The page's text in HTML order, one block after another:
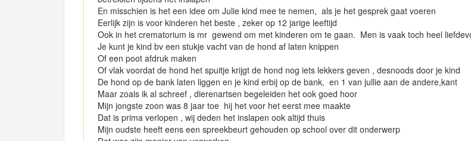
En misschien is het een idee om Julie kind mee te nemen, als je het gesprek gaat voeren
Eerlijk zijn is voor kinderen het beste , zeker op 12 jarige leeftijd
Ook in het crematorium is mr gewend om met kinderen om te gaan. Men is vaak toch heel
Je kunt je kind bv een stukje vacht van de hond af laten knippen
Of een poot afdruk maken
Of vlak voordat de hond het spuitje krijgt de hond nog iets lekkers geven , desnoods door je kind
De hond op de bank laten liggen en je kind erbij op de bank, en 1 van jullie aan de andere,kant
Maar zoals ik al schreef , dierenartsen begeleiden het ook goed hoor
Mijn jongste zoon was 8 jaar toe hij het voor het eerst mee maakte
Dat is prima verlopen , wij deden het inslapen ook altijd thuis
Mijn oudste heeft eens een spreekbeurt gehouden op school over dit onderwerp